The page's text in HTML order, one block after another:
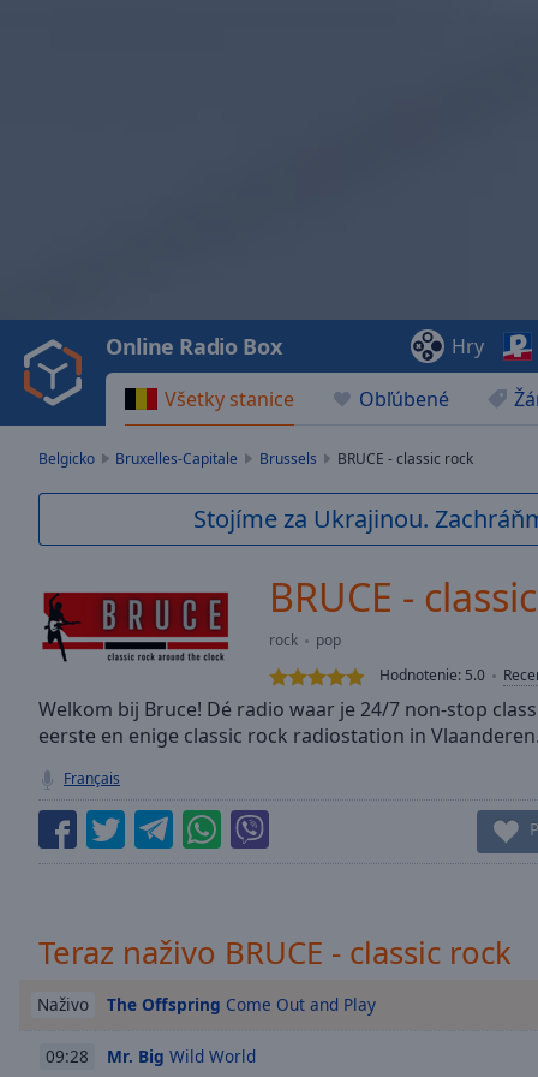
Video
Play
Backward
Skip
Current
Loaded
0.00%
TypeLIVE
Seek to
currently
behind
LIVE
Remaining
Time-
Playback
Všetky stanice Obľúbené
Online Radio Box Hry
Belgicko Bruxelles-Capitale Brussels BRUCE - classic rock
Stojíme za Ukrajinou.
BRUCE -
rock
pop
Hodnotenie: 5.0
Welkom bij Bruce! Dé radio waar je 24/7 non-stop
eerste en enige classic rock radiostation in Vlaanderen.
Français
Teraz naživo BRUCE - classic rock
Naživo The Offspring Come Out and Play
09:28 Mr. Big Wild World